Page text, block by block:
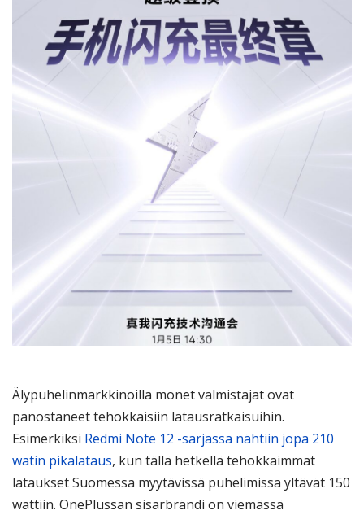
Älypuhelinmarkkinoilla monet valmistajat ovat
panostaneet tehokkaisiin latausratkaisuihin.
Esimerkiksi Redmi Note 12 -sarjassa nähtiin jopa 210
watin pikalataus, kun tällä hetkellä tehokkaimmat
lataukset Suomessa myytävissä puhelimissa yltävät 150
wattiin. OnePlussan sisarbrändi on viemässä